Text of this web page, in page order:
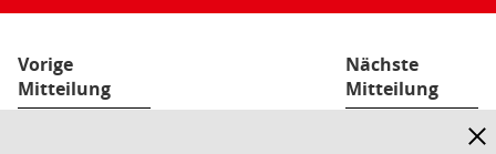
Vorige
Mitteilung
Nächste
Mitteilung